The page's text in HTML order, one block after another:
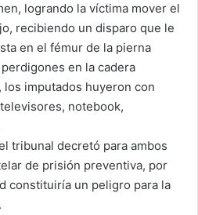
logrando la víctima mover el
recibiendo un disparo que le
en el fémur de la pierna
en la cadera
imputados huyeron con
notebook,
tribunal decretó para ambos
de prisión preventiva, por
constituiría un peligro para la